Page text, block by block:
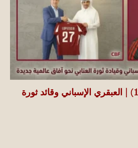
koraapedia
جولين لوبيتيجي (1966) | العبقري الإسباني وقائد ثورة